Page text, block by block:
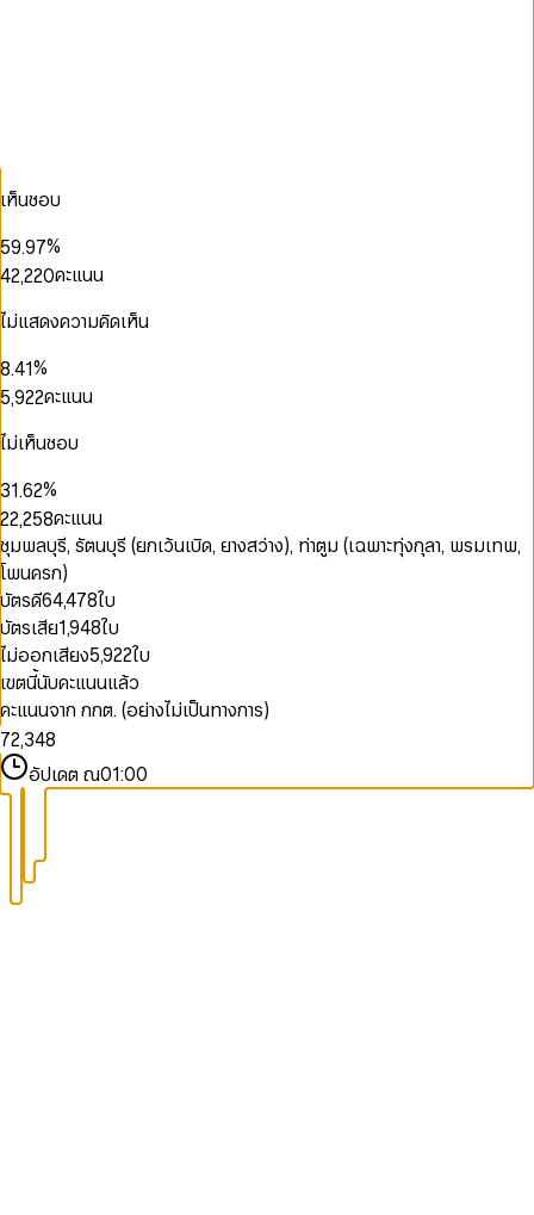
เห็นชอบ
3
5
6
7
8
9
7
9.
7
9
5
7
8
9
%
0
1
3
4
6
8
9
1
2
4
6
7
8
9
,
1
2
4
6
7
8
9
1
2
4
6
7
8
9
0
2
4
6
8
คะแนน
ไม่แสดงความคิดเห็น
0
2
3
4
6
8
9
.
0
2
4
5
6
7
8
9
1
2
3
4
5
6
7
8
9
%
0
1
2
4
5
7
9
,
0
2
3
4
5
6
8
9
0
1
2
4
6
7
8
9
0
1
2
4
6
7
8
9
คะแนน
ไม่เห็นชอบ
1
3
4
5
6
7
8
9
1
2
3
4
5
6
7
8
9
.
0
1
2
4
6
7
8
9
0
2
3
4
5
6
7
8
9
%
1
2
3
4
5
6
7
8
9
1
2
3
4
5
6
7
8
9
,
1
2
3
4
5
6
7
8
9
0
1
2
4
5
6
7
8
9
1
2
3
5
6
7
8
9
คะแนน
ชุมพลบุรี, รัตนบุรี (ยกเว้นเบิด, ยางสว่าง), ท่าตูม (เฉพาะทุ่งกุลา, พรมเทพ,
โพนครก)
บัตรดี64,478ใบ
บัตรเสีย1,948ใบ
ไม่ออกเสียง5,922ใบ
เขตนี้นับคะแนนแล้ว
คะแนนจาก กกต. (อย่างไม่เป็นทางการ)
0
1
2
3
4
5
6
7
8
9
0
1
2
3
4
5
,
0
1
2
3
4
5
9
0
1
2
3
4
5
6
0
1
2
3
4
5
6
7
8
9
อัปเดต ณ01:00